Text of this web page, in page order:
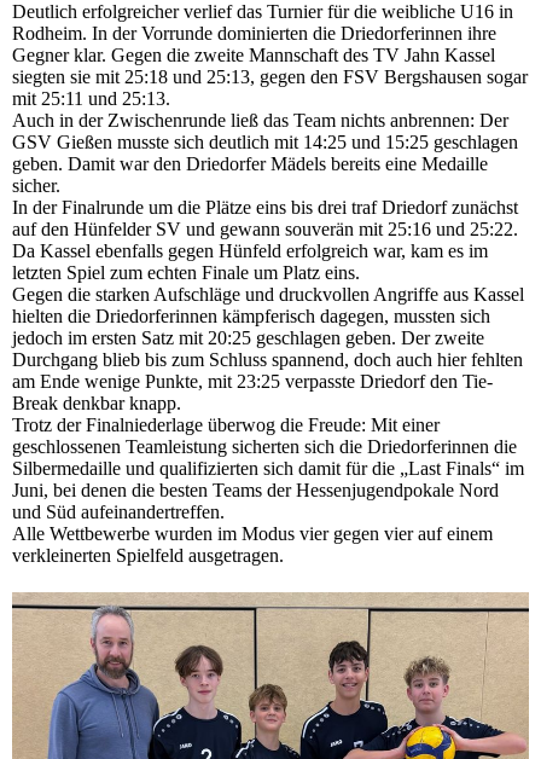
Deutlich erfolgreicher verlief das Turnier für die weibliche U16 in
Rodheim. In der Vorrunde dominierten die Driedorferinnen ihre
Gegner klar. Gegen die zweite Mannschaft des TV Jahn Kassel
siegten sie mit 25:18 und 25:13, gegen den FSV Bergshausen sogar
mit 25:11 und 25:13.
Auch in der Zwischenrunde ließ das Team nichts anbrennen: Der
GSV Gießen musste sich deutlich mit 14:25 und 15:25 geschlagen
geben. Damit war den Driedorfer Mädels bereits eine Medaille
sicher.
In der Finalrunde um die Plätze eins bis drei traf Driedorf zunächst
auf den Hünfelder SV und gewann souverän mit 25:16 und 25:22.
Da Kassel ebenfalls gegen Hünfeld erfolgreich war, kam es im
letzten Spiel zum echten Finale um Platz eins.
Gegen die starken Aufschläge und druckvollen Angriffe aus Kassel
hielten die Driedorferinnen kämpferisch dagegen, mussten sich
jedoch im ersten Satz mit 20:25 geschlagen geben. Der zweite
Durchgang blieb bis zum Schluss spannend, doch auch hier fehlten
am Ende wenige Punkte, mit 23:25 verpasste Driedorf den Tie-
Break denkbar knapp.
Trotz der Finalniederlage überwog die Freude: Mit einer
geschlossenen Teamleistung sicherten sich die Driedorferinnen die
Silbermedaille und qualifizierten sich damit für die „Last Finals“ im
Juni, bei denen die besten Teams der Hessenjugendpokale Nord
und Süd aufeinandertreffen.
Alle Wettbewerbe wurden im Modus vier gegen vier auf einem
verkleinerten Spielfeld ausgetragen.